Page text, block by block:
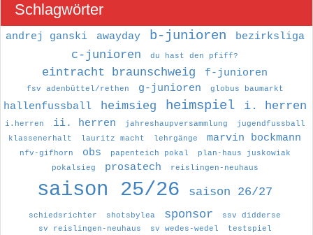
Schlagwörter
andrej ganski awayday b-junioren bezirksliga
c-junioren du hast den pfiff?
eintracht braunschweig f-junioren
fsv adenbüttel/rethen g-junioren globus baumarkt
hallenfussball heimsieg heimspiel i. herren
i.herren ii. herren jahreshaupversammlung
jugendfussball
klassenerhalt
lauritz macht lehrgänge marvin bockmann
nfv-gifhorn obs papenteich pokal
plan-haus juskowiak
pokalsieg
prosatech reislingen-neuhaus
saison 25/26 saison 26/27
schiedsrichter shotsbylea sponsor
ssv didderse
sv reislingen-neuhaus
sv wedes-wedel testspiel